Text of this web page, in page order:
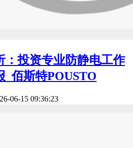
：投资专业防静电工作
_佰斯特POUSTO
06-15 09:36:23